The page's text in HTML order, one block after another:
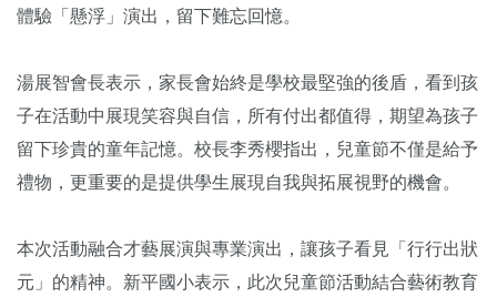
體驗「懸浮」演出，留下難忘回憶。
湯展智會長表示，家長會始終是學校最堅強的後盾，看到孩
子在活動中展現笑容與自信，所有付出都值得，期望為孩子
留下珍貴的童年記憶。校長李秀櫻指出，兒童節不僅是給予
禮物，更重要的是提供學生展現自我與拓展視野的機會。
本次活動融合才藝展演與專業演出，讓孩子看見「行行出狀
元」的精神。新平國小表示，此次兒童節活動結合藝術教育